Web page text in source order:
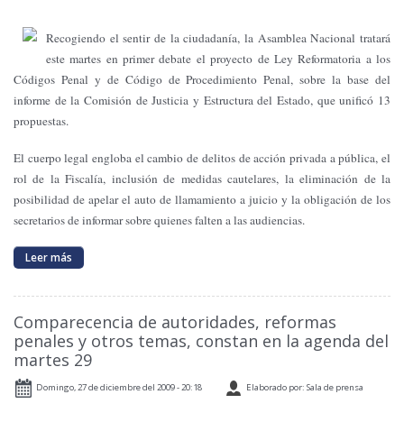
Recogiendo el sentir de la ciudadanía, la Asamblea Nacional tratará
este martes en primer debate el proyecto de Ley Reformatoria a los
Códigos Penal y de Código de Procedimiento Penal, sobre la base del
informe dela Comisión de Justicia y Estructura del Estado, que unificó 13
propuestas.
El cuerpo legal engloba el cambio de delitos de acción privada a pública, el
rol de la Fiscalía, inclusión de medidas cautelares, la eliminación de la
posibilidad de apelar el auto de llamamiento a juicio y la obligación de los
secretarios de informar sobre quienes falten a las audiencias.
Leer más
Comparecencia de autoridades, reformas
penales y otros temas, constan en la agenda del
martes 29
Domingo, 27 de diciembre del 2009 - 20:18 Elaborado por: Sala de prensa